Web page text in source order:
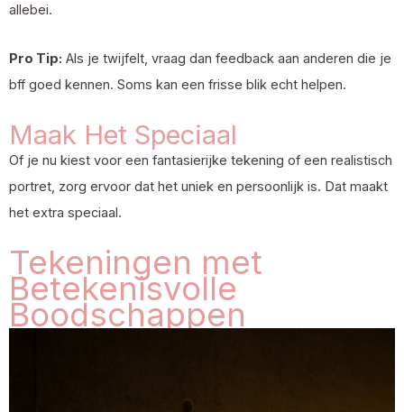
allebei.
Pro Tip: Als je twijfelt, vraag dan feedback aan anderen die je
bff goed kennen. Soms kan een frisse blik echt helpen.
Maak Het Speciaal
Of je nu kiest voor een fantasierijke tekening of een realistisch
portret, zorg ervoor dat het uniek en persoonlijk is. Dat maakt
het extra speciaal.
Tekeningen met
Betekenisvolle
Boodschappen